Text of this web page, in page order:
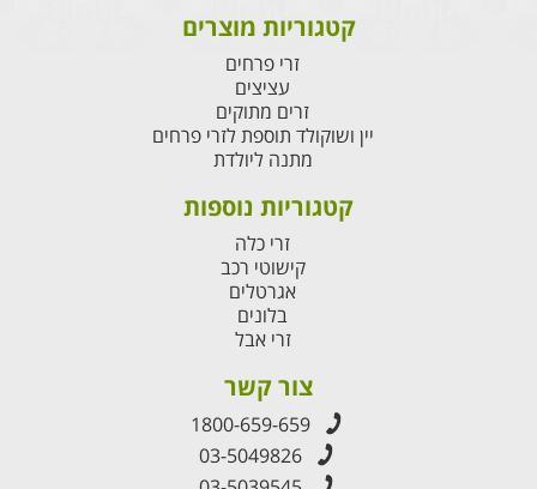
קטגוריות מוצרים
זרי פרחים
עציצים
זרים מתוקים
יין ושוקולד תוספת לזרי פרחים
מתנה ליולדת
קטגוריות נוספות
זרי כלה
קישוטי רכב
אגרטלים
בלונים
זרי אבל
צור קשר
1800-659-659
03-5049826